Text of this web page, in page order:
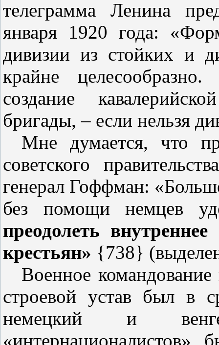
телеграмма Ленина
января 1920 года:
дивизии из стойких и
крайне
создание
бригады, – если нельзя
Мне думается, что
советского
генерал Гоффман:
без помощи немцев
преодолеть
крестьян» {738}
Военное
строевой устав был в
немецкий и
«интернационалистов»